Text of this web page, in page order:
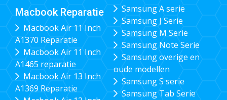
Macbook Reparatie
Macbook Air 11 Inch
A1370 Reparatie
Macbook Air 11 Inch
A1465 reparatie
Macbook Air 13 Inch
A1369 Reparatie
Samsung A serie
Samsung J Serie
Samsung M Serie
Samsung Note Serie
Samsung overige en
oude modellen
Samsung S serie
Samsung Tab Serie